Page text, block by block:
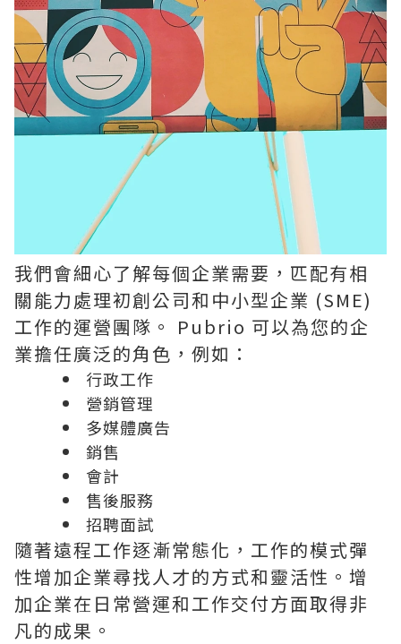
我們會細心了解每個企業需要，匹配有相
關能力處理初創公司和中小型企業 (SME)
工作的運營團隊。 Pubrio 可以為您的企
業擔任廣泛的角色，例如：
行政工作
營銷管理
多媒體廣告
銷售
會計
售後服務
招聘面試
隨著遠程工作逐漸常態化，工作的模式彈
性增加企業尋找人才的方式和靈活性。增
加企業在日常營運和工作交付方面取得非
凡的成果。